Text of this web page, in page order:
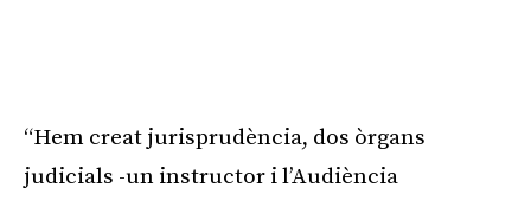
“Hem creat jurisprudència, dos òrgans
judicials -un instructor i l’Audiència